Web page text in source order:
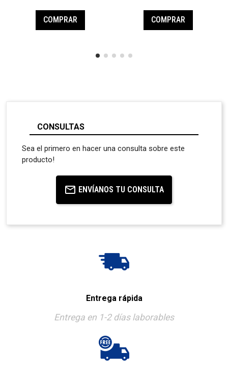
COMPRAR COMPRAR
CONSULTAS
Sea el primero en hacer una consulta sobre este
producto!
ENVÍANOS TU CONSULTA
Entrega rápida
Entrega en 1-2 días laborables